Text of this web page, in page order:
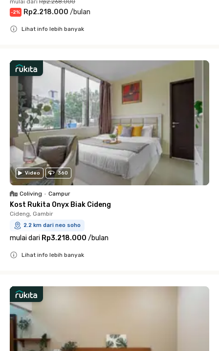
mulai dari Rp2.268.000
-2% Rp2.218.000 /bulan
Lihat info lebih banyak
Video 360
Coliving • Campur
Kost Rukita Onyx Biak Cideng
Cideng, Gambir
2.2 km dari neo soho
mulai dari Rp3.218.000 /bulan
Lihat info lebih banyak